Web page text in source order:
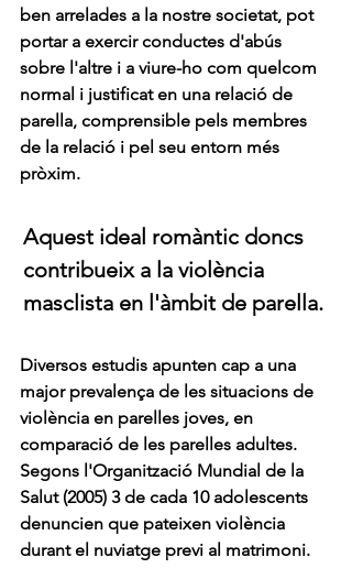
ben arrelades a la nostre societat, pot
portar a exercir conductes d'abús
sobre l'altre i a viure-ho com quelcom
normal i justificat en una relació de
parella, comprensible pels membres
de la relació i pel seu entorn més
pròxim.
Aquest ideal romàntic doncs
contribueix a la violència
masclista en l'àmbit de parella.
Diversos estudis apunten cap a una
major prevalença de les situacions de
violència en parelles joves, en
comparació de les parelles adultes.
Segons l'Organització Mundial de la
Salut (2005) 3 de cada 10 adolescents
denuncien que pateixen violència
durant el nuviatge previ al matrimoni.